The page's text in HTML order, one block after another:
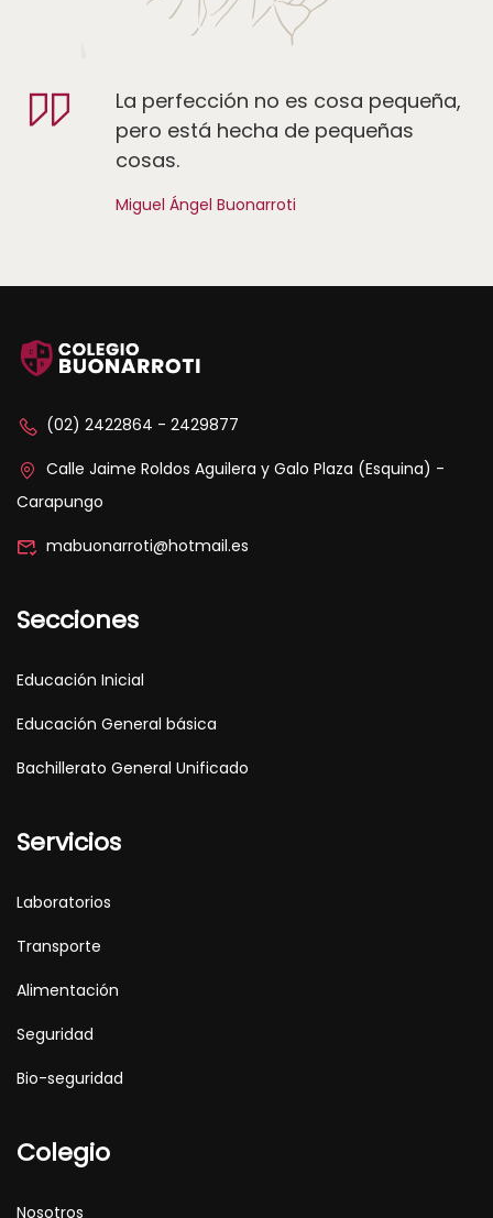
La perfección no es cosa pequeña,
pero está hecha de pequeñas
cosas.
Miguel Ángel Buonarroti
(02) 2422864 - 2429877
Calle Jaime Roldos Aguilera y Galo Plaza (Esquina) -
Carapungo
mabuonarroti@hotmail.es
Secciones
Educación Inicial
Educación General básica
Bachillerato General Unificado
Servicios
Laboratorios
Transporte
Alimentación
Seguridad
Bio-seguridad
Colegio
Nosotros